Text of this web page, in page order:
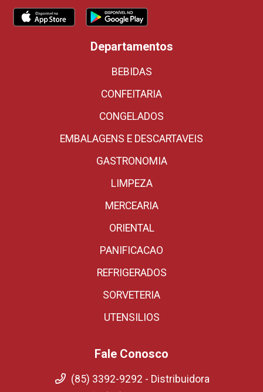
Departamentos
BEBIDAS
CONFEITARIA
CONGELADOS
EMBALAGENS E DESCARTAVEIS
GASTRONOMIA
LIMPEZA
MERCEARIA
ORIENTAL
PANIFICACAO
REFRIGERADOS
SORVETERIA
UTENSILIOS
Fale Conosco
(85) 3392-9292 - Distribuidora